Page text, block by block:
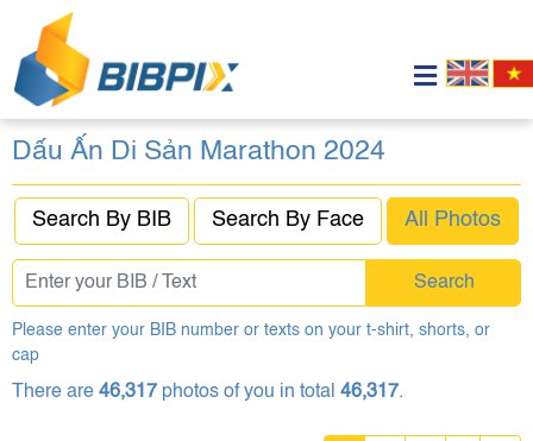
Dấu Ấn Di Sản Marathon 2024
Search By BIB Search By Face All Photos
Search
Please enter your BIB number or texts on your t-shirt, shorts, or
cap
There are 46,317 photos of you in total 46,317.